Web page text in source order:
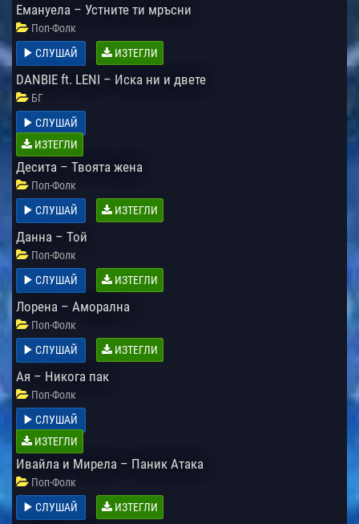
Емануела – Устните ти мръсни
Поп-Фолк
СЛУШАЙ
ИЗТЕГЛИ
DANBIE ft. LENI – Иска ни и двете
БГ
СЛУШАЙ
ИЗТЕГЛИ
Десита – Твоята жена
Поп-Фолк
СЛУШАЙ
ИЗТЕГЛИ
Данна – Той
Поп-Фолк
СЛУШАЙ
ИЗТЕГЛИ
Лорена – Аморална
Поп-Фолк
СЛУШАЙ
ИЗТЕГЛИ
Ая – Никога пак
Поп-Фолк
СЛУШАЙ
ИЗТЕГЛИ
Ивайла и Мирела – Паник Атака
Поп-Фолк
СЛУШАЙ
ИЗТЕГЛИ